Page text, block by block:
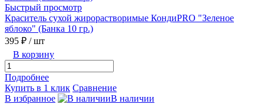
Быстрый просмотр
Краситель сухой жирорастворимые КондиPRO "Зеленое
яблоко" (Банка 10 гр.)
395 ₽ / шт
В корзину
Подробнее
Купить в 1 клик Сравнение
В избранное
В наличии